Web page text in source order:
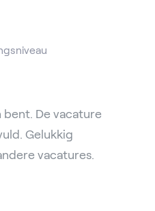
De vacature
Gelukkig
vacatures.